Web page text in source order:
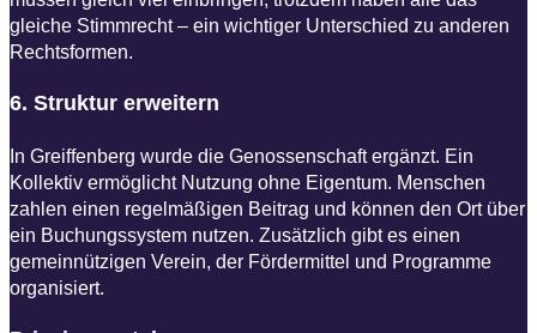
gleiche Stimmrecht – ein wichtiger Unterschied zu anderen
Rechtsformen.
6. Struktur erweitern​
In Greiffenberg wurde die Genossenschaft ergänzt. Ein
Kollektiv ermöglicht Nutzung ohne Eigentum. Menschen
zahlen einen regelmäßigen Beitrag und können den Ort über
ein Buchungssystem nutzen. Zusätzlich gibt es einen
gemeinnützigen Verein, der Fördermittel und Programme
organisiert.